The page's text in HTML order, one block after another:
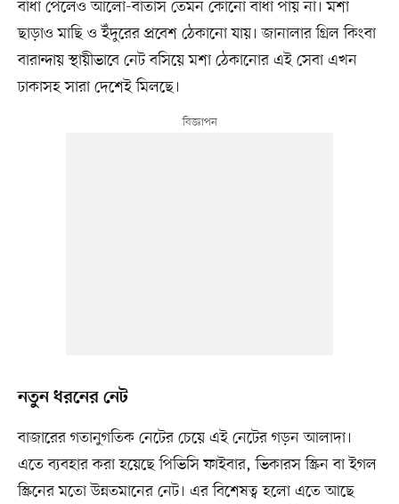
বাধা পেলেও আলো-বাতাস তেমন কোনো বাধা পায় না। মশা
ছাড়াও মাছি ও ইঁদুরের প্রবেশ ঠেকানো যায়। জানালার গ্রিল কিংবা
বারান্দায় স্থায়ীভাবে নেট বসিয়ে মশা ঠেকানোর এই সেবা এখন
ঢাকাসহ সারা দেশেই মিলছে।
নতুন ধরনের নেট
বাজারের গতানুগতিক নেটের চেয়ে এই নেটের গড়ন আলাদা।
এতে ব্যবহার করা হয়েছে পিভিসি ফাইবার, ভিকারস স্ক্রিন বা ইগল
স্ক্রিনের মতো উন্নতমানের নেট। এর বিশেষত্ব হলো এতে আছে